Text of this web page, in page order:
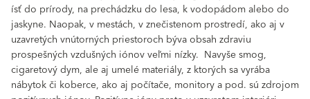
ísť do prírody, na prechádzku do lesa, k vodopádom alebo do
jaskyne. Naopak, v mestách, v znečistenom prostredí, ako aj v
uzavretých vnútorných priestoroch býva obsah zdraviu
prospešných vzdušných iónov veľmi nízky. Navyše smog,
cigaretový dym, ale aj umelé materiály, z ktorých sa vyrába
nábytok či koberce, ako aj počítače, monitory a pod. sú zdrojom